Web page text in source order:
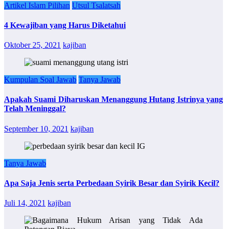
Artikel Islam Pilihan Utsul Tsalatsah
4 Kewajiban yang Harus Diketahui
Oktober 25, 2021 kajiban
Kumpulan Soal Jawab Tanya Jawab
Apakah Suami Diharuskan Menanggung Hutang Istrinya yang
Telah Meninggal?
September 10, 2021 kajiban
Tanya Jawab
Apa Saja Jenis serta Perbedaan Syirik Besar dan Syirik Kecil?
Juli 14, 2021 kajiban